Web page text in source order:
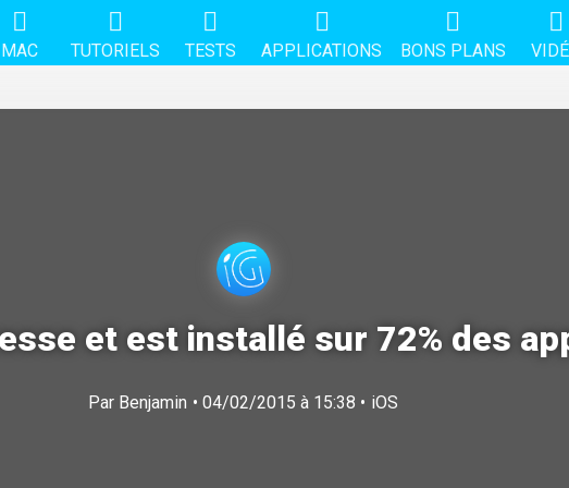
MAC TUTORIELS TESTS APPLICATIONS BONS PLANS
et est installé sur 72% des
Par Benjamin • 04/02/2015 à 15:38 • iOS